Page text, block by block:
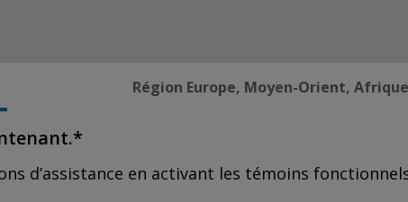
Région Europe, Moyen-Orient, Afrique
d’assistance en activant les témoins